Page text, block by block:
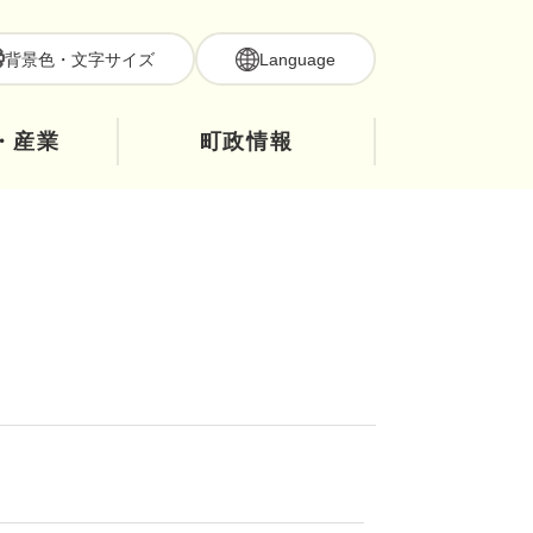
背景色・文字サイズ Language
産業 町政情報